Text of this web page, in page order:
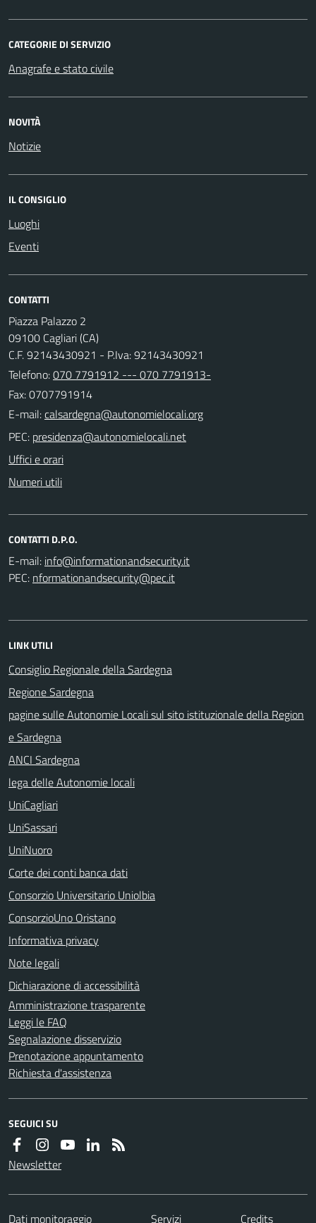
CATEGORIE DI SERVIZIO
Anagrafe e stato civile
NOVITÀ
Notizie
IL CONSIGLIO
Luoghi
Eventi
CONTATTI
Piazza Palazzo 2
09100 Cagliari (CA)
C.F. 92143430921 - P.Iva: 92143430921
Telefono:070 7791912 --- 070 7791913-
Fax: 0707791914
E-mail:
PEC:
Uffici e orari
Numeri utili
CONTATTI D.P.O.
E-mail:
PEC:
LINK UTILI
Consiglio Regionale della Sardegna
Regione Sardegna
pagine sulle Autonomie Locali sul sito istituzionale della Region
e Sardegna
ANCI Sardegna
lega delle Autonomie locali
UniCagliari
UniSassari
UniNuoro
Corte dei conti banca dati
Consorzio Universitario Uniolbia
ConsorzioUno Oristano
Informativa privacy
Note legali
Dichiarazione di accessibilità
Amministrazione trasparente
Leggi le FAQ
Segnalazione disservizio
Prenotazione appuntamento
Richiesta d'assistenza
SEGUICI SU
Newsletter
Dati monitoraggio Servizi Credits